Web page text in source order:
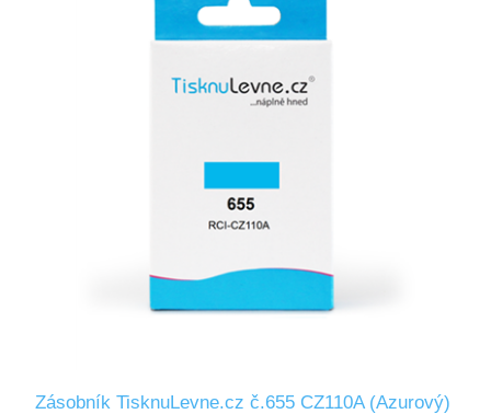
Zásobník TisknuLevne.cz č.655 CZ110A (Azurový)